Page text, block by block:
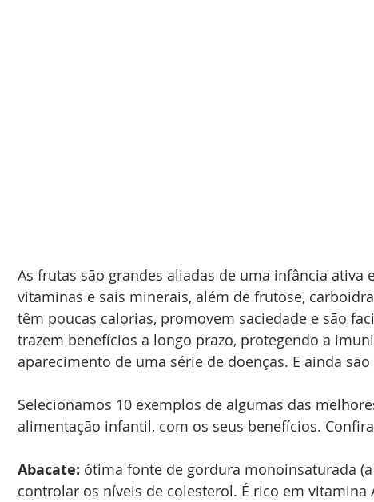
As frutas são grandes aliadas de uma infância ativa
vitaminas e sais minerais, além de frutose,
têm poucas calorias, promovem saciedade e são
trazem benefícios a longo prazo, protegendo a
aparecimento de uma série de doenças. E ainda
Selecionamos 10 exemplos de algumas das
alimentação infantil, com os seus benefícios.
Abacate: ótima fonte de gordura monoinsaturada
controlar os níveis de colesterol. É rico em vitamina